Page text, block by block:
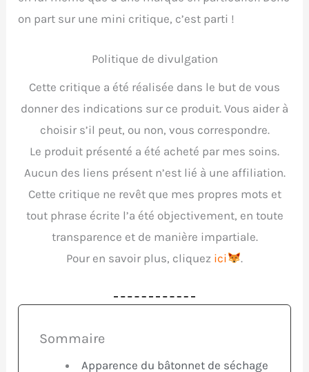
on part sur une mini critique, c’est parti !
Politique de divulgation
Cette critique a été réalisée dans le but de vous
donner des indications sur ce produit. Vous aider à
choisir s’il peut, ou non, vous correspondre.
Le produit présenté a été acheté par mes soins.
Aucun des liens présent n’est lié à une affiliation.
Cette critique ne revêt que mes propres mots et
tout phrase écrite l’a été objectivement, en toute
transparence et de manière impartiale.
Pour en savoir plus, cliquez ici .
Sommaire
Apparence du bâtonnet de séchage